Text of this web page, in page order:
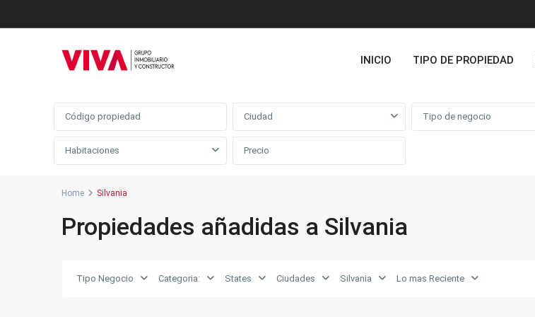
INICIO TIPO DE PROPIEDAD
Ciudad Tipo de negocio
Habitaciones
Home Silvania
Propiedades añadidas a Silvania
Tipo Negocio Categoria: States Ciudades Silvania Lo mas Reciente